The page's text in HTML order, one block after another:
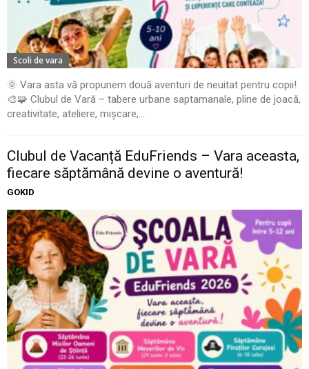
Scoli de vara
🌞 Vara asta vă propunem două aventuri de neuitat pentru copii!
🎨🧩 Clubul de Vară – tabere urbane saptamanale, pline de joacă,
creativitate, ateliere, mișcare,...
Clubul de Vacanță EduFriends – Vara aceasta,
fiecare săptămână devine o aventură!
GOKID